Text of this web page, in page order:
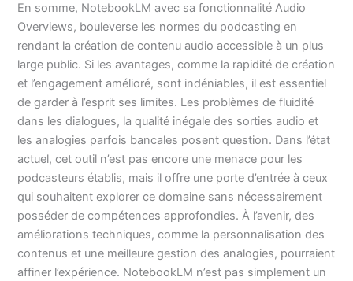
En somme, NotebookLM avec sa fonctionnalité Audio
Overviews, bouleverse les normes du podcasting en
rendant la création de contenu audio accessible à un plus
large public. Si les avantages, comme la rapidité de création
et l’engagement amélioré, sont indéniables, il est essentiel
de garder à l’esprit ses limites. Les problèmes de fluidité
dans les dialogues, la qualité inégale des sorties audio et
les analogies parfois bancales posent question. Dans l’état
actuel, cet outil n’est pas encore une menace pour les
podcasteurs établis, mais il offre une porte d’entrée à ceux
qui souhaitent explorer ce domaine sans nécessairement
posséder de compétences approfondies. À l’avenir, des
améliorations techniques, comme la personnalisation des
contenus et une meilleure gestion des analogies, pourraient
affiner l’expérience. NotebookLM n’est pas simplement un